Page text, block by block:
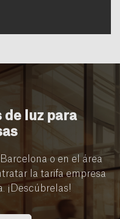
luz para
o en el área
la tarifa empresa
¡Descúbrelas!